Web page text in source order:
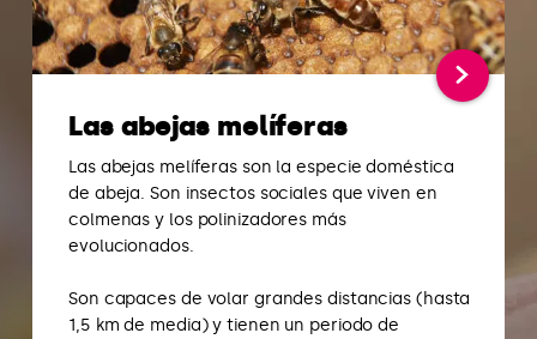
Las abejas melíferas
Las abejas melíferas son la especie doméstica
de abeja. Son insectos sociales que viven en
colmenas y los polinizadores más
evolucionados.
Son capaces de volar grandes distancias (hasta
1,5 km de media) y tienen un periodo de